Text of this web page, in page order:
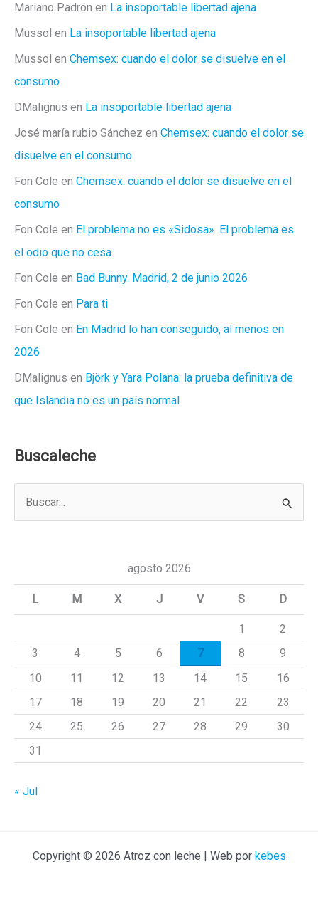
Mariano Padrón en La insoportable libertad ajena
Mussol en La insoportable libertad ajena
Mussol en Chemsex: cuando el dolor se disuelve en el
consumo
DMalignus en La insoportable libertad ajena
José maría rubio Sánchez en Chemsex: cuando el dolor se
disuelve en el consumo
Fon Cole en Chemsex: cuando el dolor se disuelve en el
consumo
Fon Cole en El problema no es «Sidosa». El problema es
el odio que no cesa.
Fon Cole en Bad Bunny. Madrid, 2 de junio 2026
Fon Cole en Para ti
Fon Cole en En Madrid lo han conseguido, al menos en
2026
DMalignus en Björk y Yara Polana: la prueba definitiva de
que Islandia no es un país normal
Buscaleche
a
agosto 2026
L M X J V S D
1
2
3
4 5 6 7 8
9
10
11 12 13 14 15
16
17
18 19 20 21 22
23
24
25 26 27 28 29
30
31
« Jul
Copyright © 2026 Atroz con leche | Web por kebes